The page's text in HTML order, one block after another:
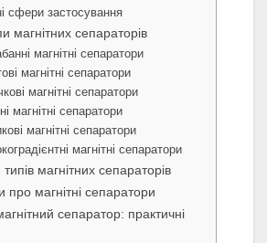
сфери застосування
магнітних сепараторів
магнітні сепаратори
магнітні сепаратори
магнітні сепаратори
магнітні сепаратори
магнітні сепаратори
магнітні сепаратори
магнітних сепараторів
про магнітні сепаратори
сепаратор: практичні